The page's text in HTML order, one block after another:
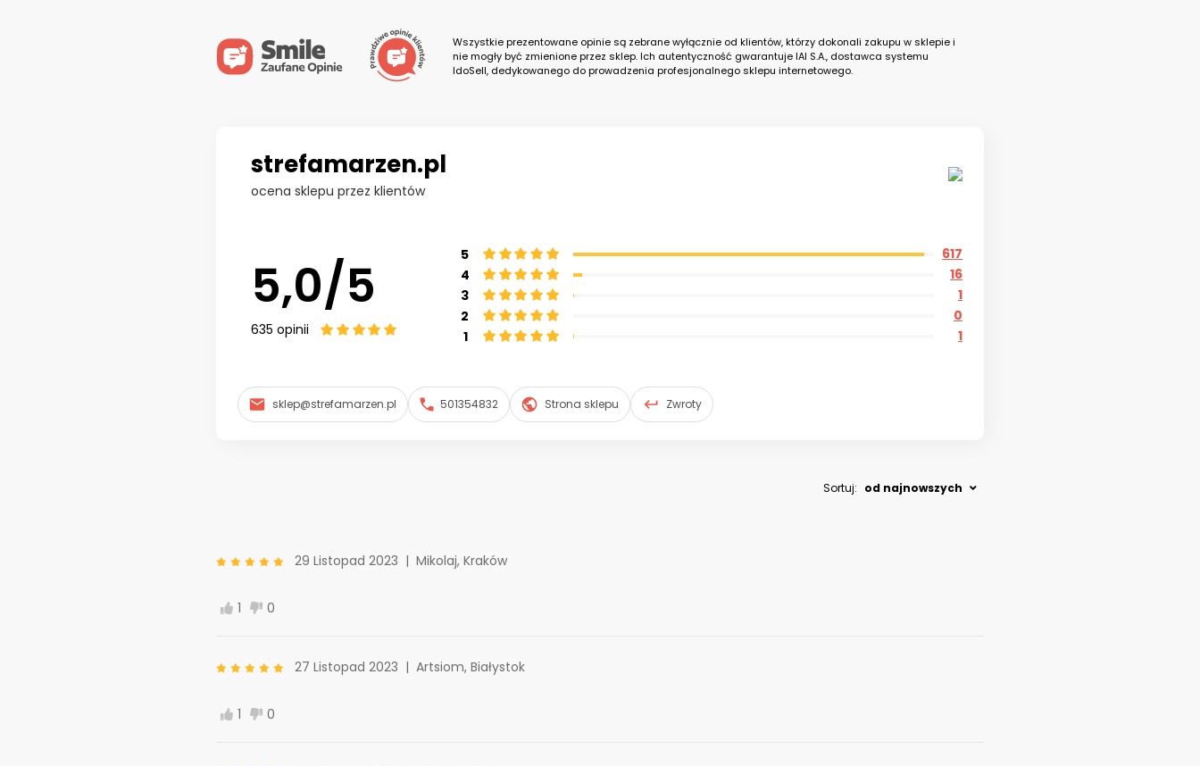
Wszystkie prezentowane opinie są zebrane wyłącznie od klientów, którzy dokonali zakupu w sklepie i
nie mogły być zmienione przez sklep. Ich autentyczność gwarantuje IAI S.A., dostawca systemu
IdoSell, dedykowanego do prowadzenia profesjonalnego sklepu internetowego.
strefamarzen.pl
ocena sklepu przez klientów
5,0/5
635 opinii
5
617
4
16
3
1
2
0
1
1
sklep@strefamarzen.pl 501354832 Strona sklepu Zwroty
Sortuj: od najnowszych
29 Listopad 2023 Mikolaj, Kraków
1 0
27 Listopad 2023 Artsiom, Białystok
1 0